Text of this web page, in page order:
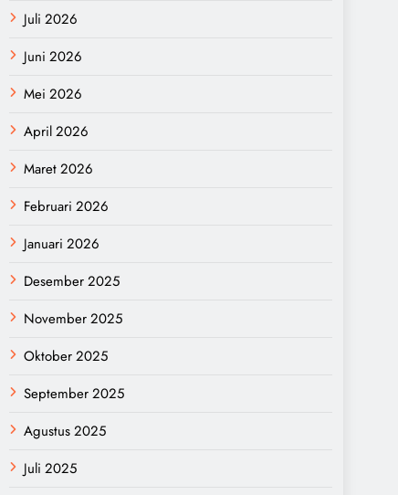
Juli 2026
Juni 2026
Mei 2026
April 2026
Maret 2026
Februari 2026
Januari 2026
Desember 2025
November 2025
Oktober 2025
September 2025
Agustus 2025
Juli 2025